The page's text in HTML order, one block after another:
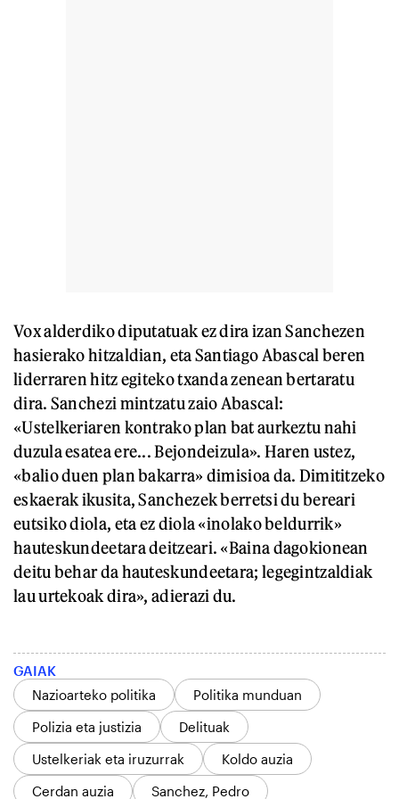
Vox alderdiko diputatuak ez dira izan Sanchezen
hasierako hitzaldian, eta Santiago Abascal beren
liderraren hitz egiteko txanda zenean bertaratu
dira. Sanchezi mintzatu zaio Abascal:
«Ustelkeriaren kontrako plan bat aurkeztu nahi
duzula esatea ere... Bejondeizula». Haren ustez,
«balio duen plan bakarra» dimisioa da. Dimititzeko
eskaerak ikusita, Sanchezek berretsi du bereari
eutsiko diola, eta ez diola «inolako beldurrik»
hauteskundeetara deitzeari. «Baina dagokionean
deitu behar da hauteskundeetara; legegintzaldiak
lau urtekoak dira», adierazi du.
GAIAK
Nazioarteko politika
Politika munduan
Polizia eta justizia
Delituak
Ustelkeriak eta iruzurrak
Koldo auzia
Cerdan auzia
Sanchez, Pedro